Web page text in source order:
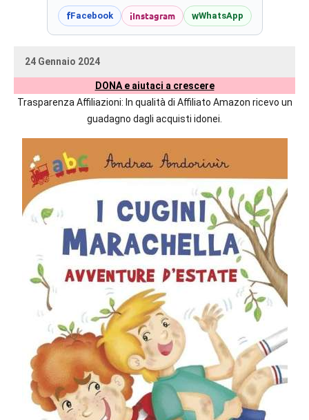
delle
autrici
fFacebook iInstagram wWhatsApp
24 Gennaio 2024
DONA e aiutaci a crescere
Trasparenza Affiliazioni: In qualità di Affiliato Amazon ricevo un
guadagno dagli acquisti idonei.